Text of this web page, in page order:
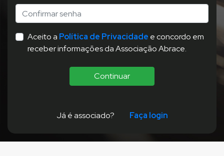
Aceito a Política de Privacidade e concordo em
receber informações da Associação Abrace.
Continuar
Já é associado? Faça login